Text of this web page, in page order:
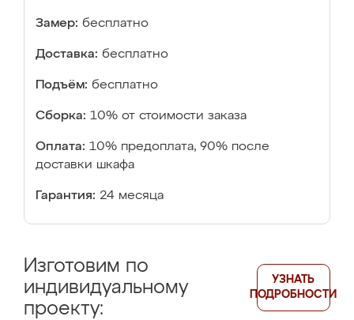
Замер: бесплатно
Доставка: бесплатно
Подъём: бесплатно
Сборка: 10% от стоимости заказа
Оплата: 10% предоплата, 90% после
доставки шкафа
Гарантия: 24 месяца
Изготовим по
индивидуальному
проекту:
УЗНАТЬ
ПОДРОБНОСТИ